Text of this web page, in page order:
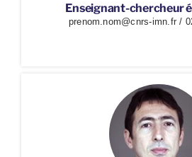
Enseignant-chercheur
prenom.nom@cnrs-imn.fr /